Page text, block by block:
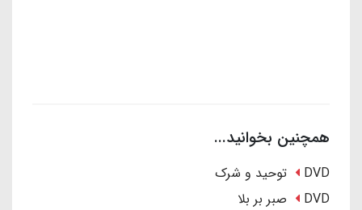
همچنین بخوانید...
DVD توحید و شرک
DVD صبر بر بلا